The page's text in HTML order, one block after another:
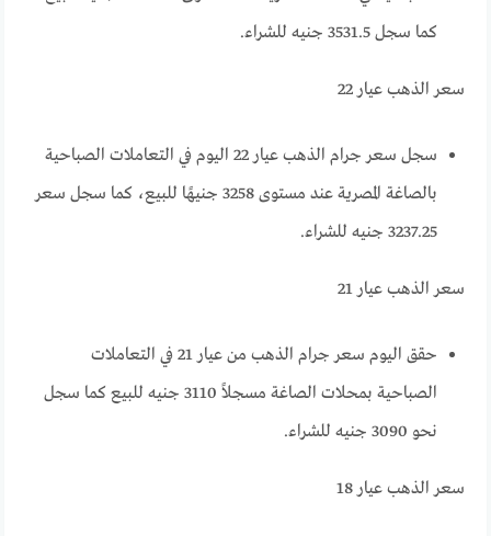
كما سجل 3531.5 جنيه للشراء.
سعر الذهب عيار 22
سجل سعر جرام الذهب عيار 22 اليوم في التعاملات الصباحية
بالصاغة المصرية عند مستوى 3258 جنيهًا للبيع، كما سجل سعر
3237.25 جنيه للشراء.
سعر الذهب عيار 21
حقق اليوم سعر جرام الذهب من عيار 21 في التعاملات
الصباحية بمحلات الصاغة مسجلاً 3110 جنيه للبيع كما سجل
نحو 3090 جنيه للشراء.
سعر الذهب عيار 18